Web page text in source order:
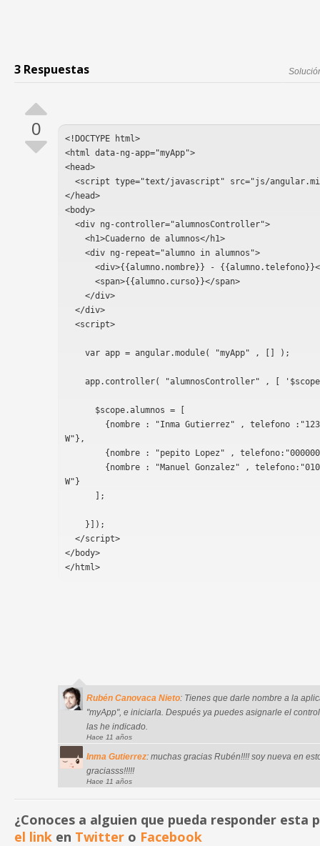
3 Respuestas
0
<!DOCTYPE html>
<html data-ng-app="myApp">
<head>
<script type="text/javascript" src="js/
</head>
<body>
  <div ng-controller="alumnosController">
    <h1>Cuaderno de alumnos</h1>
    <div ng-repeat="alumno in alumnos">
<div>{{alumno.nombre}} -
      <span>{{alumno.curso}}</span>
    </div>
  </div>
  <script>
    var app = angular.module( "myApp" , [] );
app.controller( "alumnosController" , [
      $scope.alumnos = [
W"},
{nombre : "pepito Lopez" ,
W"}
      ];
    }]);
  </script>
</body>
</html>
Rubén Canovaca Nieto: Tienes que darle nombre a la
"myApp", e iniciarla. Después ya puedes asignarle el
las he indicado.
Hace 11 años
Inma Gutierrez: muchas gracias Rubén!!!! soy nueva en
graciasss!!!!!
Hace 11 años
¿Conoces a alguien que pueda responder esta
el link en Twitter o Facebook